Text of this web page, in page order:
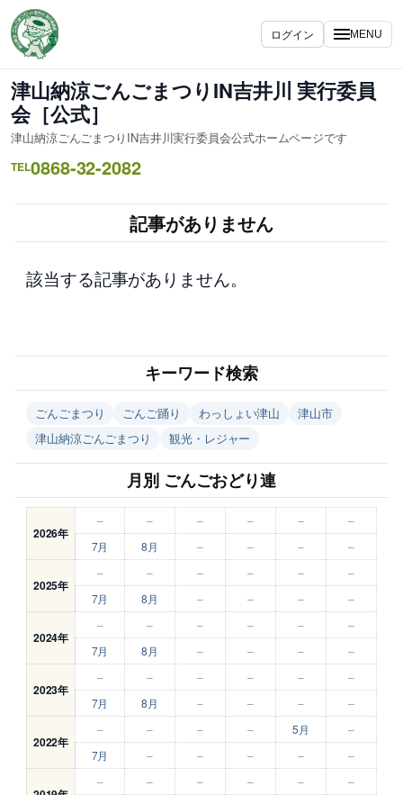
容
を
ス
キ
ッ
プ
ログイン MENU
津山納涼ごんごまつりIN吉井川 実行委員
会［公式］
津山納涼ごんごまつりIN吉井川実行委員会公式ホームページです
TEL0868-32-2082
記事がありません
該当する記事がありません。
キーワード検索
ごんごまつり ごんご踊り わっしょい津山
津山市
津山納涼ごんごまつり
観光・レジャー
月別 ごんごおどり連
2026年
– – – – –
–
7月
8月 – – – –
2025年
– – – – –
–
7月
8月 – – – –
2024年
– – – – –
–
7月
8月 – – – –
2023年
– – – – –
–
7月
8月 – – – –
2022年
– – – – 5月
–
7月
– – – – –
– – – – –
–